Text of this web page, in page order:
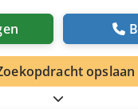
, vermogen: 259 kW
10.237 h,
op met Emal
opslaan